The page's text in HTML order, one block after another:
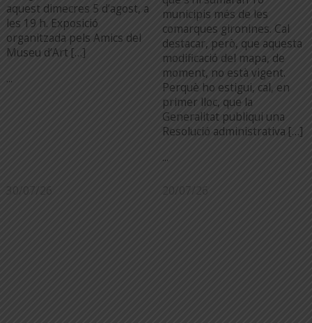
aquest dimecres 5 d’agost, a
les 19 h. Exposició
organitzada pels Amics del
Museu d’Art […]
...
municipis més de les
comarques gironines. Cal
destacar, però, que aquesta
modificació del mapa, de
moment, no està vigent.
Perquè ho estigui, cal, en
primer lloc, que la
Generalitat publiqui una
Resolució administrativa […]
...
30/07/26 20/07/26